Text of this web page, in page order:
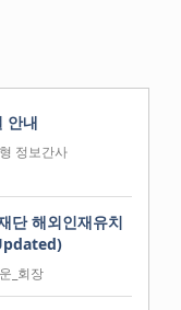
안내
정보간사
단 해외인재유치
_회장